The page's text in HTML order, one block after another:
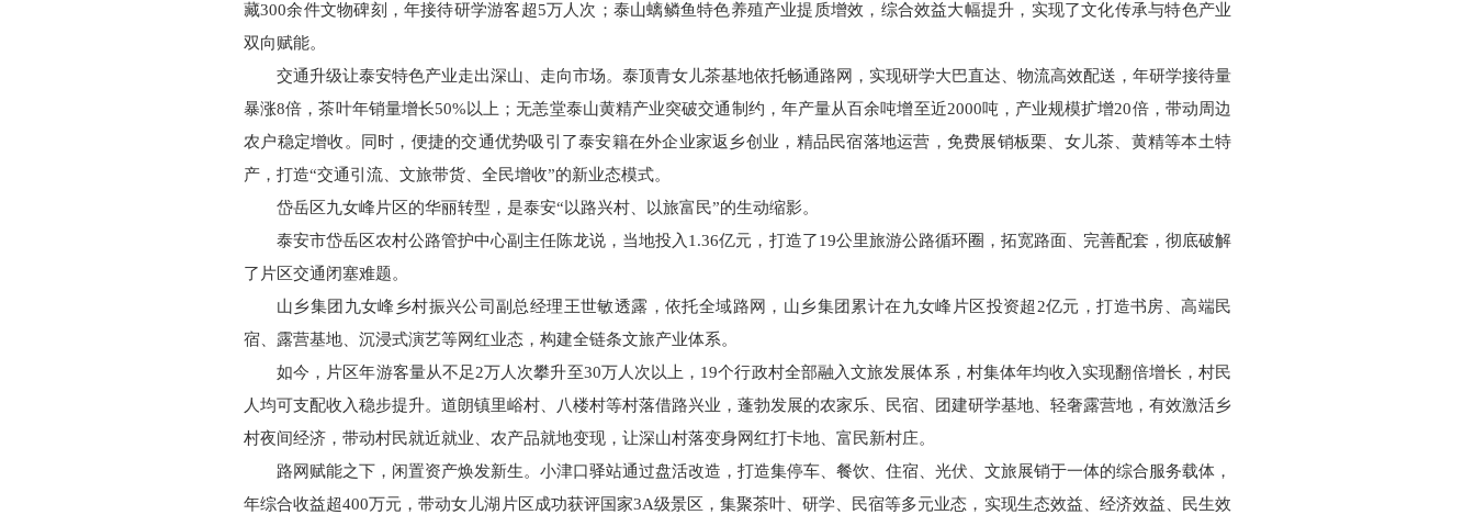
藏300余件文物碑刻，年接待研学游客超5万人次；泰山螭鳞鱼特色养殖产业提质增效，综合效益大幅提升，实现了文化传承与特色产业
双向赋能。
交通升级让泰安特色产业走出深山、走向市场。泰顶青女儿茶基地依托畅通路网，实现研学大巴直达、物流高效配送，年研学接待量
暴涨8倍，茶叶年销量增长50%以上；无恙堂泰山黄精产业突破交通制约，年产量从百余吨增至近2000吨，产业规模扩增20倍，带动周边
农户稳定增收。同时，便捷的交通优势吸引了泰安籍在外企业家返乡创业，精品民宿落地运营，免费展销板栗、女儿茶、黄精等本土特
产，打造“交通引流、文旅带货、全民增收”的新业态模式。
岱岳区九女峰片区的华丽转型，是泰安“以路兴村、以旅富民”的生动缩影。
泰安市岱岳区农村公路管护中心副主任陈龙说，当地投入1.36亿元，打造了19公里旅游公路循环圈，拓宽路面、完善配套，彻底破解
了片区交通闭塞难题。
山乡集团九女峰乡村振兴公司副总经理王世敏透露，依托全域路网，山乡集团累计在九女峰片区投资超2亿元，打造书房、高端民
宿、露营基地、沉浸式演艺等网红业态，构建全链条文旅产业体系。
如今，片区年游客量从不足2万人次攀升至30万人次以上，19个行政村全部融入文旅发展体系，村集体年均收入实现翻倍增长，村民
人均可支配收入稳步提升。道朗镇里峪村、八楼村等村落借路兴业，蓬勃发展的农家乐、民宿、团建研学基地、轻奢露营地，有效激活乡
村夜间经济，带动村民就近就业、农产品就地变现，让深山村落变身网红打卡地、富民新村庄。
路网赋能之下，闲置资产焕发新生。小津口驿站通过盘活改造，打造集停车、餐饮、住宿、光伏、文旅展销于一体的综合服务载体，
年综合收益超400万元，带动女儿湖片区成功获评国家3A级景区，集聚茶叶、研学、民宿等多元业态，实现生态效益、经济效益、民生效